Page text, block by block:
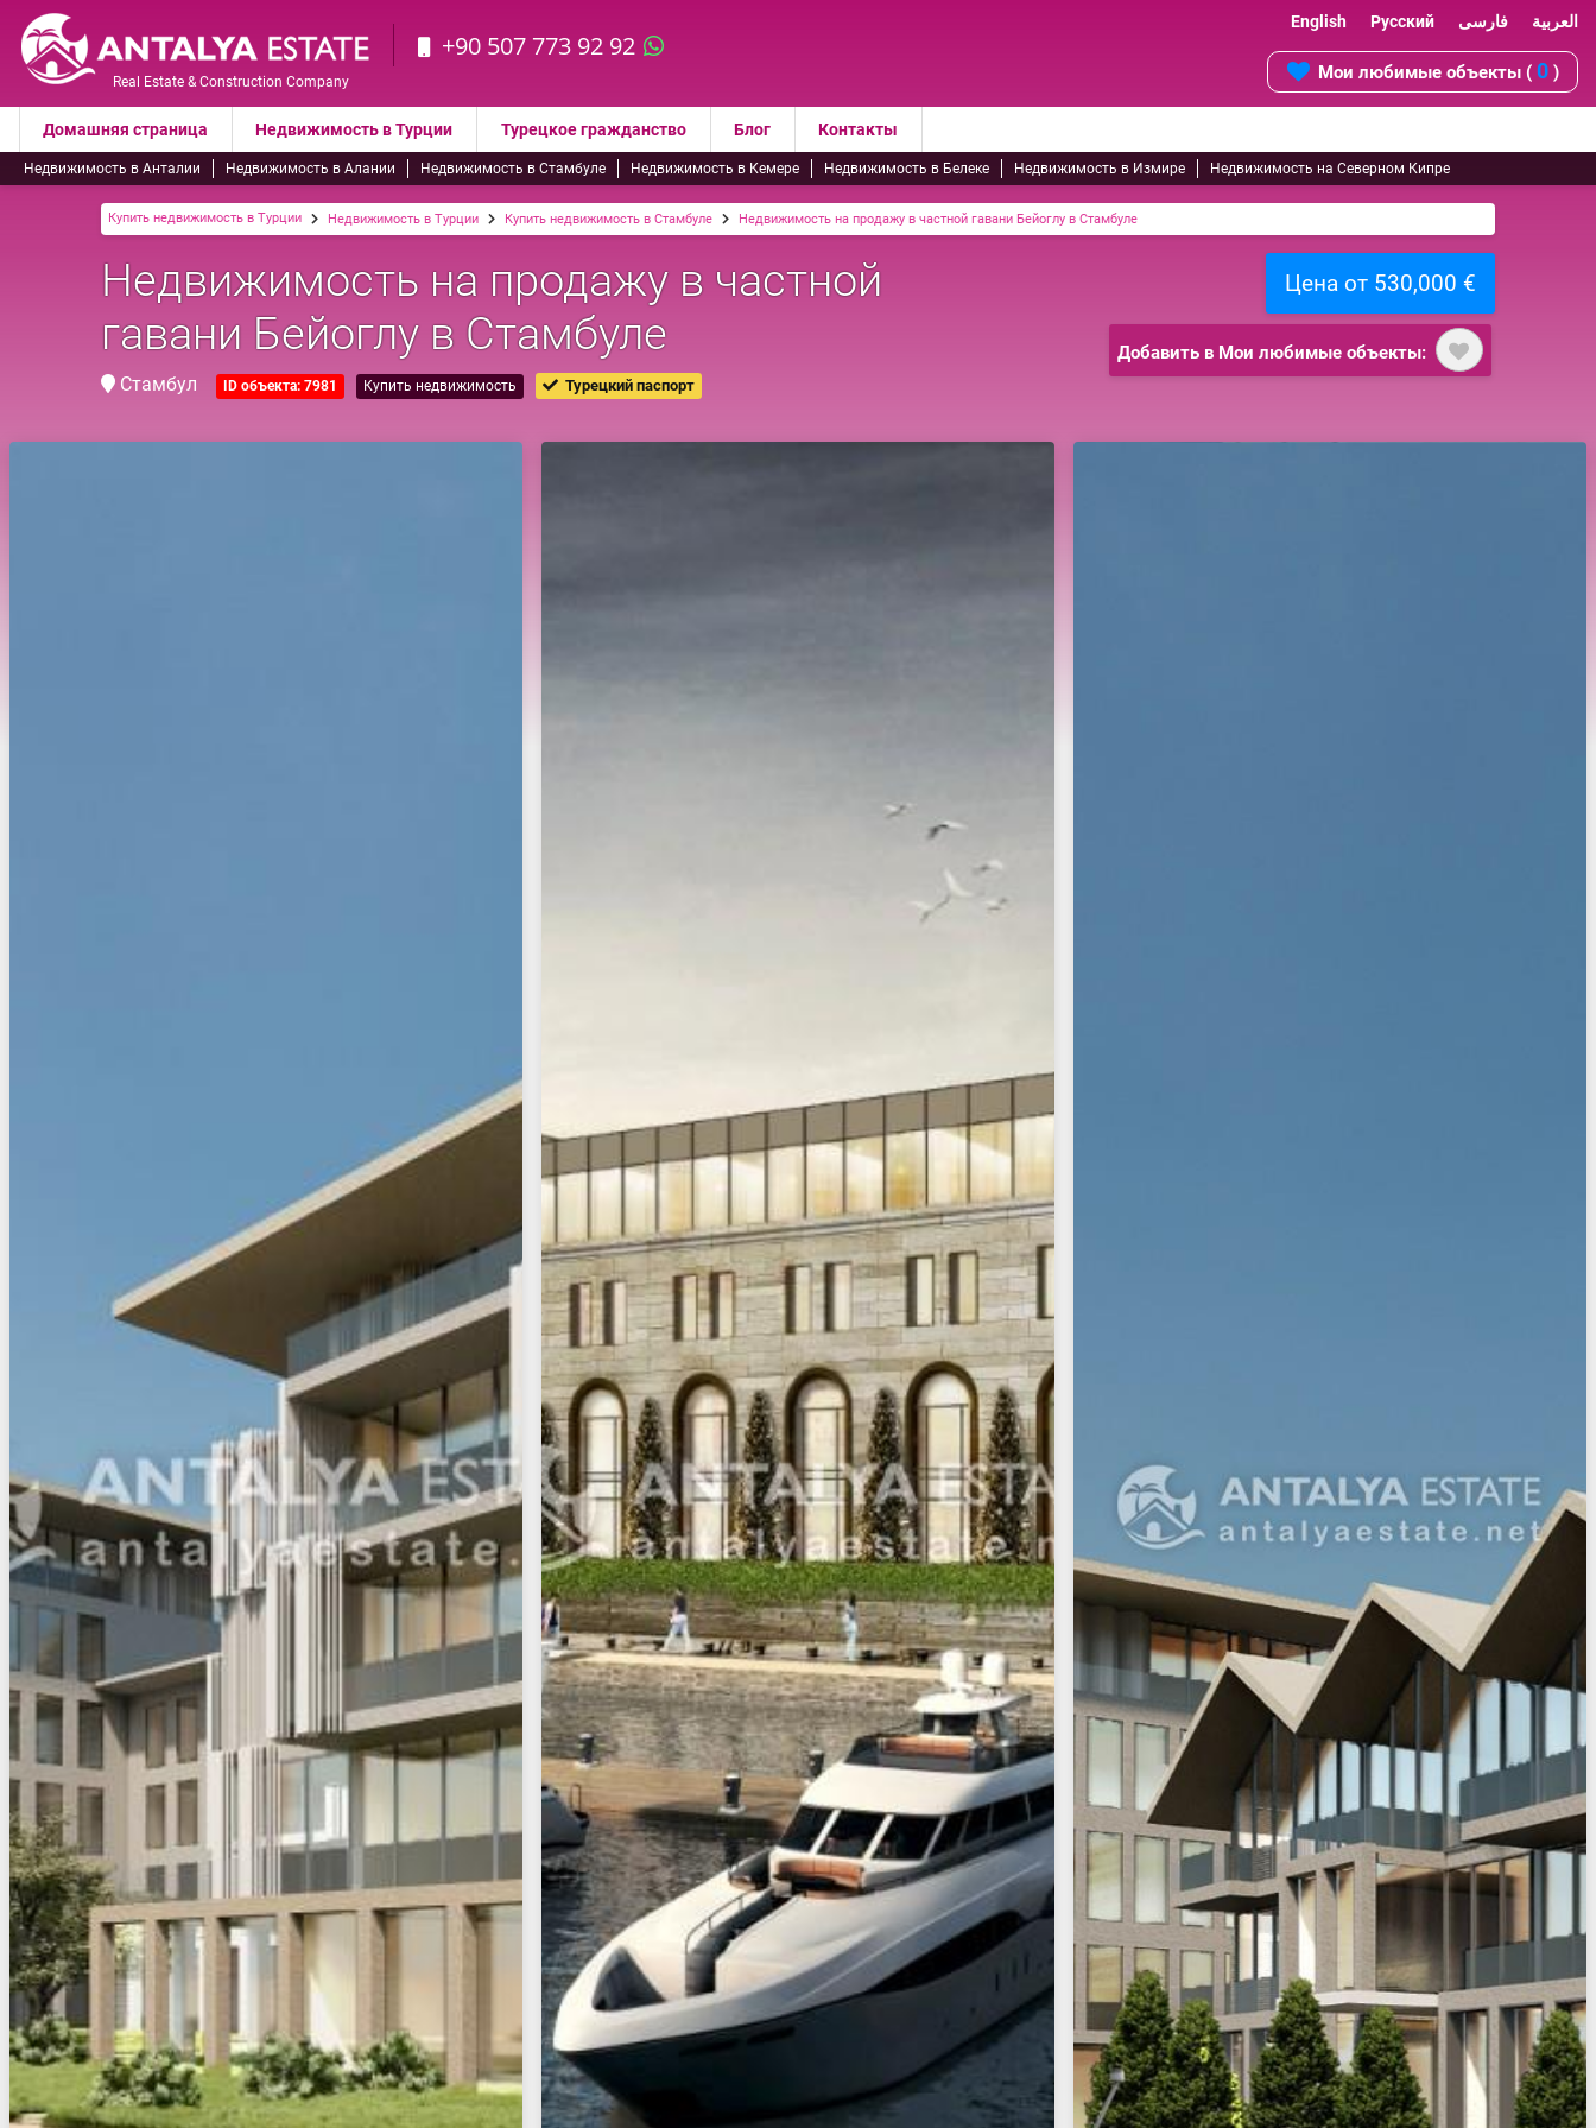
Real Estate & Construction Company
+90 507 773 92 92
English Русский فارسی العربية
Мои любимые объекты ( 0 )
Домашняя страница Недвижимость в Турции Турецкое гражданство Блог Контакты
Недвижимость в Анталии Недвижимость в Алании Недвижимость в Стамбуле Недвижимость в Кемере Недвижимость в Белеке Недвижимость в Измире Недвижимость на Северном Кипре
Купить недвижимость в Турции Недвижимость в Турции Купить недвижимость в Стамбуле Недвижимость на продажу в частной гавани Бейоглу в Стамбуле
Недвижимость на продажу в частной
гавани Бейоглу в Стамбуле
Стамбул ID объекта: 7981 Купить недвижимость Турецкий паспорт
Цена от 530,000 €
Добавить в Мои любимые объекты: